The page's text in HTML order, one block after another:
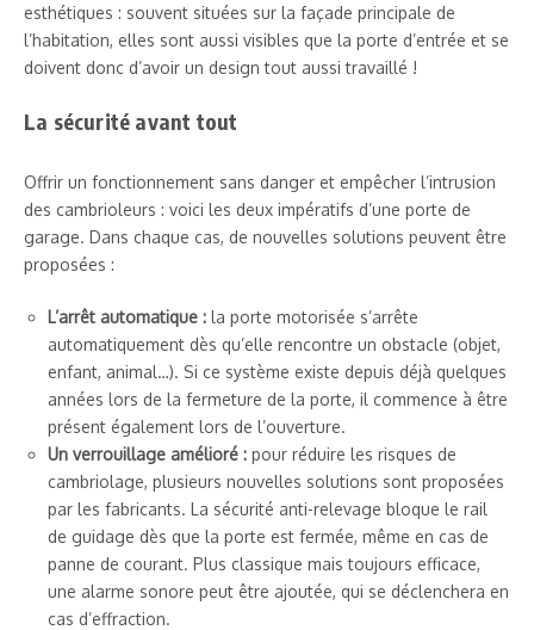
esthétiques : souvent situées sur la façade principale de
l’habitation, elles sont aussi visibles que la porte d’entrée et se
doivent donc d’avoir un design tout aussi travaillé !
La sécurité avant tout
Offrir un fonctionnement sans danger et empêcher l’intrusion
des cambrioleurs : voici les deux impératifs d’une porte de
garage. Dans chaque cas, de nouvelles solutions peuvent être
proposées :
L’arrêt automatique : la porte motorisée s’arrête
automatiquement dès qu’elle rencontre un obstacle (objet,
enfant, animal…). Si ce système existe depuis déjà quelques
années lors de la fermeture de la porte, il commence à être
présent également lors de l’ouverture.
Un verrouillage amélioré : pour réduire les risques de
cambriolage, plusieurs nouvelles solutions sont proposées
par les fabricants. La sécurité anti-relevage bloque le rail
de guidage dès que la porte est fermée, même en cas de
panne de courant. Plus classique mais toujours efficace,
une alarme sonore peut être ajoutée, qui se déclenchera en
cas d’effraction.